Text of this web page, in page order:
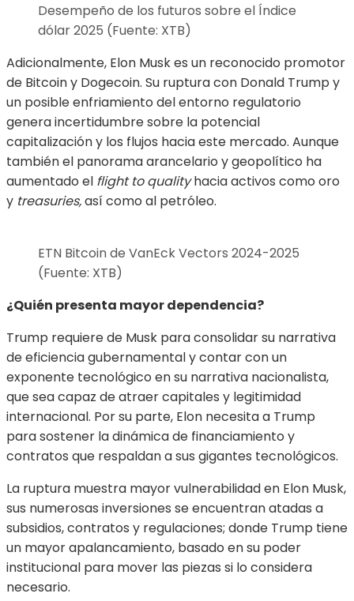
Desempeño de los futuros sobre el Índice
dólar 2025 (Fuente: XTB)
Adicionalmente, Elon Musk es un reconocido promotor
de Bitcoin y Dogecoin. Su ruptura con Donald Trump y
un posible enfriamiento del entorno regulatorio
genera incertidumbre sobre la potencial
capitalización y los flujos hacia este mercado. Aunque
también el panorama arancelario y geopolítico ha
aumentado el flight to qualityhacia activos como oro
y treasuries,así como al petróleo.
ETN Bitcoin de VanEck Vectors 2024-2025
(Fuente: XTB)
¿Quién presenta mayor dependencia?
Trump requiere de Musk para consolidar su narrativa
de eficiencia gubernamental y contar con un
exponente tecnológico en su narrativa nacionalista,
que sea capaz de atraer capitales y legitimidad
internacional. Por su parte, Elon necesita a Trump
para sostener la dinámica de financiamiento y
contratos que respaldan a sus gigantes tecnológicos.
La ruptura muestra mayor vulnerabilidad en Elon Musk,
sus numerosas inversiones se encuentran atadas a
subsidios, contratos y regulaciones; donde Trump tiene
un mayor apalancamiento, basado en su poder
institucional para mover las piezas si lo considera
necesario.